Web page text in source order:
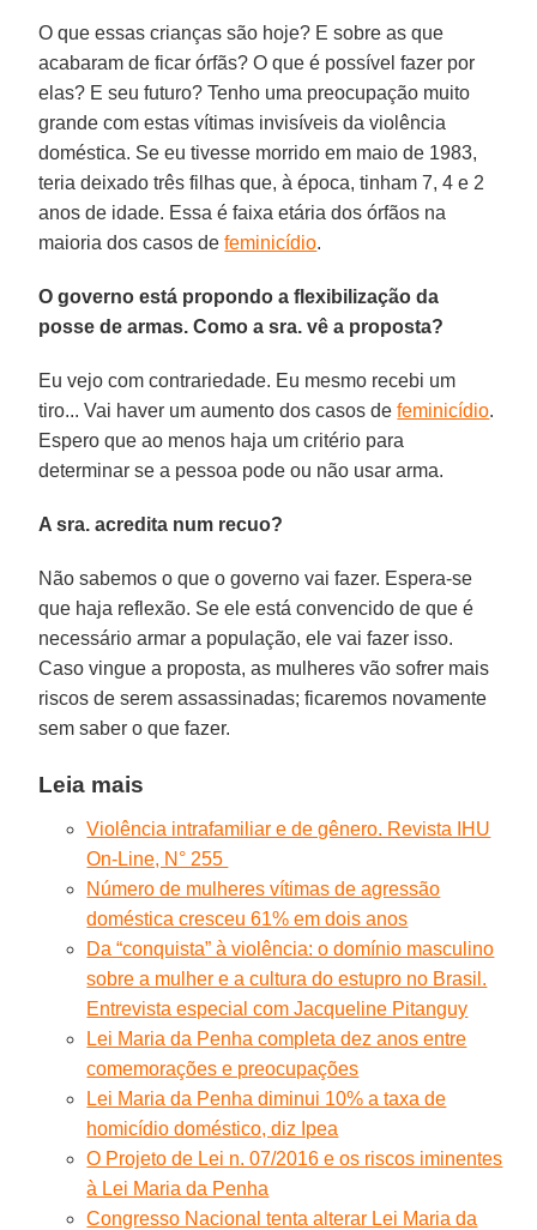
O que essas crianças são hoje? E sobre as que
acabaram de ficar órfãs? O que é possível fazer por
elas? E seu futuro? Tenho uma preocupação muito
grande com estas vítimas invisíveis da violência
doméstica. Se eu tivesse morrido em maio de 1983,
teria deixado três filhas que, à época, tinham 7, 4 e 2
anos de idade. Essa é faixa etária dos órfãos na
maioria dos casos defeminicídio.
O governo está propondo a flexibilização da
posse de armas. Como a sra. vê a proposta?
Eu vejo com contrariedade. Eu mesmo recebi um
tiro... Vai haver um aumento dos casos defeminicídio.
Espero que ao menos haja um critério para
determinar se a pessoa pode ou não usar arma.
A sra. acredita num recuo?
Não sabemos o que o governo vai fazer. Espera-se
que haja reflexão. Se ele está convencido de que é
necessário armar a população, ele vai fazer isso.
Caso vingue a proposta, as mulheres vão sofrer mais
riscos de serem assassinadas; ficaremos novamente
sem saber o que fazer.
Leia mais
Violência intrafamiliar e de gênero. Revista IHU
On-Line, N° 255
Número de mulheres vítimas de agressão
doméstica cresceu 61% em dois anos
Da “conquista” à violência: o domínio masculino
sobre a mulher e a cultura do estupro no Brasil.
Entrevista especial com Jacqueline Pitanguy
Lei Maria da Penha completa dez anos entre
comemorações e preocupações
Lei Maria da Penha diminui 10% a taxa de
homicídio doméstico, diz Ipea
O Projeto de Lei n. 07/2016 e os riscos iminentes
à Lei Maria da Penha
Congresso Nacional tenta alterar Lei Maria da